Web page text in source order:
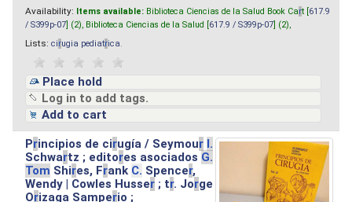
Availability: Items available: Biblioteca Ciencias de la Salud Book Cart [ 617.9
/ S399p-07 ] (2), Biblioteca Ciencias de la Salud [ 617.9 / S399p-07 ] (2),
Lists: cirugia pediatrica
Place hold
Log in to add tags.
Add to cart
Principios de cirugía / Seymour I.
Schwartz ; editores asociados G.
Tom Shires, Frank C. Spencer,
Wendy | Cowles Husser ; tr. Jorge
Orizaga Samperio ;